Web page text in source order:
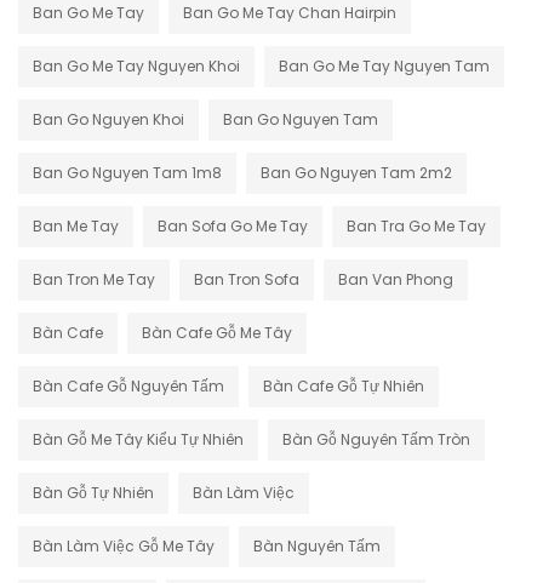
Ban Go Me Tay Ban Go Me Tay Chan Hairpin
Ban Go Me Tay Nguyen Khoi Ban Go Me Tay Nguyen Tam
Ban Go Nguyen Khoi Ban Go Nguyen Tam
Ban Go Nguyen Tam 1m8 Ban Go Nguyen Tam 2m2
Ban Me Tay Ban Sofa Go Me Tay Ban Tra Go Me Tay
Ban Tron Me Tay Ban Tron Sofa Ban Van Phong
Bàn Cafe Bàn Cafe Gỗ Me Tây
Bàn Cafe Gỗ Nguyên Tấm Bàn Cafe Gỗ Tự Nhiên
Bàn Gỗ Me Tây Kiểu Tự Nhiên Bàn Gỗ Nguyên Tấm Tròn
Bàn Gỗ Tự Nhiên Bàn Làm Việc
Bàn Làm Việc Gỗ Me Tây Bàn Nguyên Tấm